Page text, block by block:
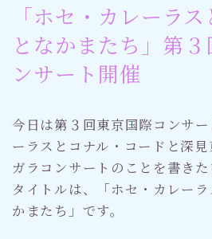
おすすめ記事
「ホセ・カレーラ
となかまたち」第
ンサート開催
今日は第３回東京国際コンサ
ーラスとコナル・コードと深
ガラコンサートのことを書き
タイトルは、「ホセ・カレー
かまたち」です。